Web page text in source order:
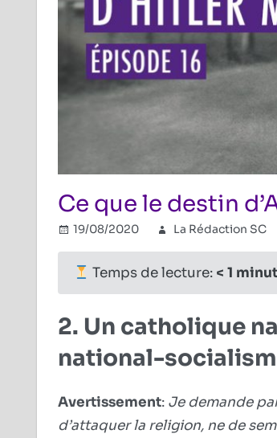
Ce que le destin
19/08/2020 La Rédaction SC
Temps de lecture: < 1
2. Un catholique
national-
Avertissement: Je demande
d’attaquer la religion, ne de